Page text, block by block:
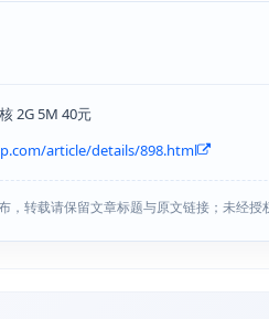
2G 5M 40元
article/details/898.html
，转载请保留文章标题与原文链接；未经授